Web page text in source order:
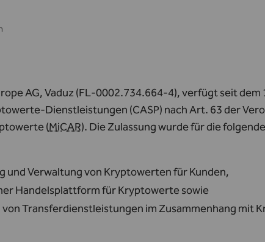
AG, Vaduz (FL‑0002.734.664‑4), verfügt seit
(CASP) nach Art. 63 der
(MiCAR). Die Zulassung wurde für die
und Verwaltung von Kryptowerten für Kunden,
Handelsplattform für Kryptowerte sowie
Transferdienstleistungen im Zusammenhang mit